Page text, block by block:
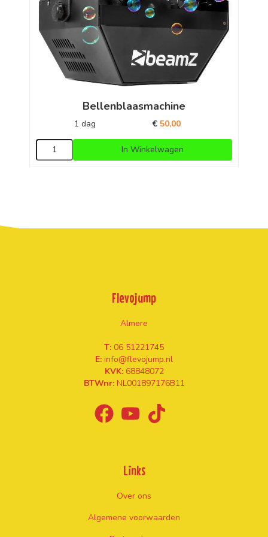
Bellenblaasmachine
1 dag € 50,00
In Winkelwagen
Flevojump
Almere
T: 06 51221745
E: info@flevojump.nl
KVK: 68848072
BTWnr: NL001897176B11
Links
Over ons
Algemene voorwaarden